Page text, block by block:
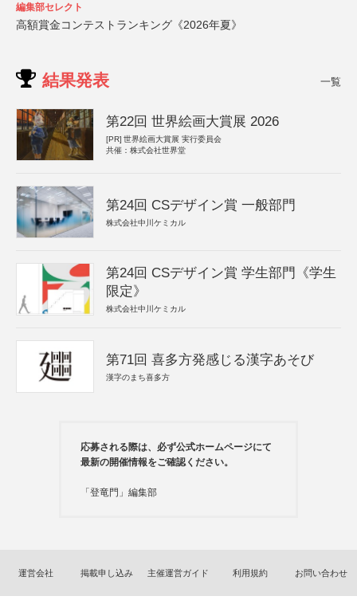
編集部セレクト
高額賞金コンテストランキング《2026年夏》
結果発表 一覧
第22回 世界絵画大賞展 2026
[PR] 世界絵画大賞展 実行委員会
共催：株式会社世界堂
第24回 CSデザイン賞 一般部門
株式会社中川ケミカル
第24回 CSデザイン賞 学生部門《学生
限定》
株式会社中川ケミカル
第71回 喜多方発感じる漢字あそび
漢字のまち喜多方
応募される際は、必ず公式ホームページにて
最新の開催情報をご確認ください。
「登竜門」編集部
運営会社 掲載申し込み 主催運営ガイド 利用規約 お問い合わせ